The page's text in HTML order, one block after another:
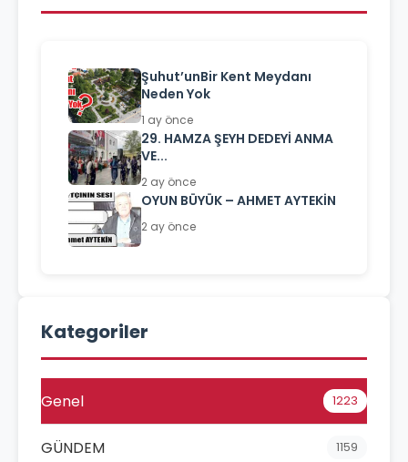
Şuhut’unBir Kent Meydanı
Neden Yok
1 ay önce
29. HAMZA ŞEYH DEDEYİ ANMA
VE...
2 ay önce
OYUN BÜYÜK – AHMET AYTEKİN
2 ay önce
Kategoriler
Genel 1223
GÜNDEM 1159